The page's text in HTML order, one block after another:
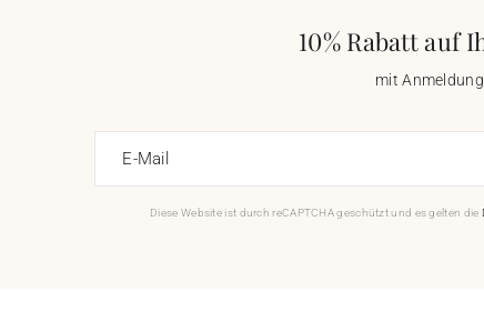
10% Rabatt auf
mit
E-Mail
Diese Website ist durch reCAPTCHA geschützt und es gelten die